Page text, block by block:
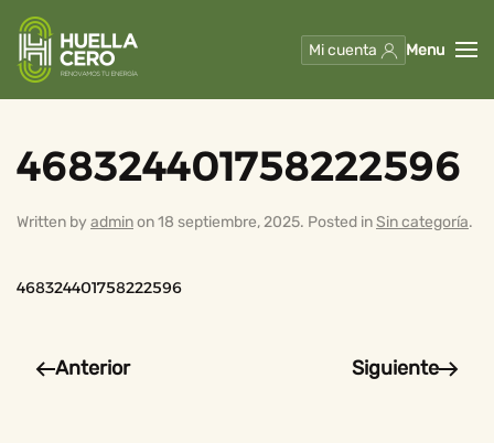
Skip to main content
Mi cuenta Menu
468324401758222596
Written by adminon18 septiembre, 2025. Posted inSin categoría.
468324401758222596
Anterior Siguiente